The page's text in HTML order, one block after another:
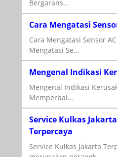
Bergarans…
Cara Mengatasi
Cara Mengatasi Sensor
Mengatasi Se…
Mengenal Indikasi
Mengenal Indikasi
Memperbai…
Service Kulkas
Terpercaya
Service Kulkas Jakarta